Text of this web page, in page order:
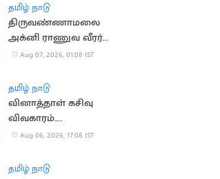
தமிழ் நாடு
திருவண்ணாமலை
அக்னி ராணுவ வீரர்
லடாக்கில் உயிரிழப்பு
Aug 07, 2026, 01:08 IST
தமிழ் நாடு
வினாத்தாள் கசிவு
விவகாரம்..
ஜார்க்கண்டில் 13-வது
உண்ணாவிரதம்
Aug 06, 2026, 17:08 IST
தமிழ் நாடு